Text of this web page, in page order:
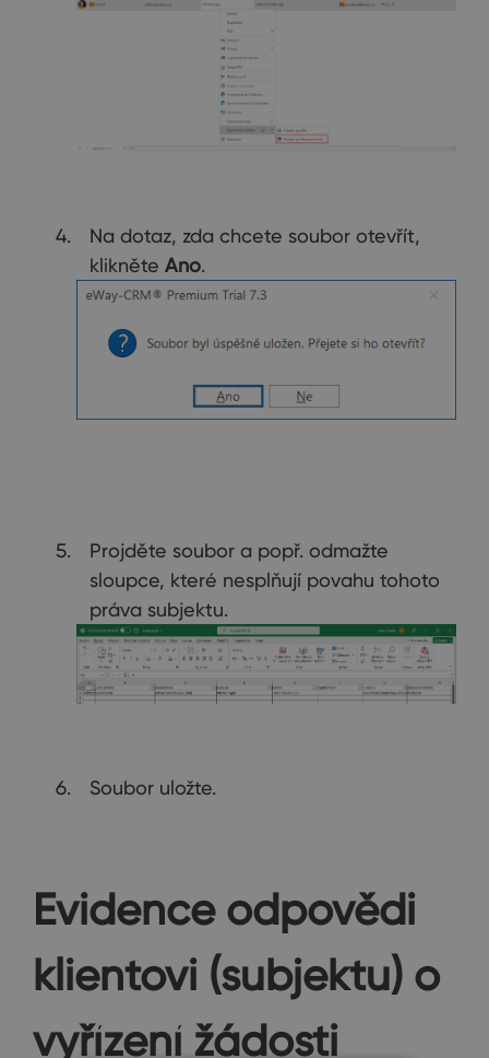
Na dotaz, zda chcete soubor otevřít,
klikněte Ano.
Projděte soubor a popř. odmažte
sloupce, které nesplňují povahu tohoto
práva subjektu.
Soubor uložte.
Evidence odpovědi
klientovi (subjektu) o
vyřízení žádosti